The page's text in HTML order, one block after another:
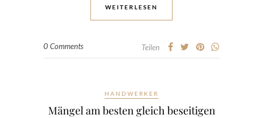
WEITERLESEN
0 Comments Teilen
HANDWERKER
Mängel am besten gleich beseitigen